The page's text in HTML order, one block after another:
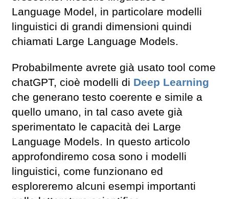
Language Model, in particolare modelli
linguistici di grandi dimensioni quindi
chiamati Large Language Models.
Probabilmente avrete già usato tool come
chatGPT, cioè modelli di Deep Learning
che generano testo coerente e simile a
quello umano, in tal caso avete già
sperimentato le capacità dei Large
Language Models. In questo articolo
approfondiremo cosa sono i modelli
linguistici, come funzionano ed
esploreremo alcuni esempi importanti